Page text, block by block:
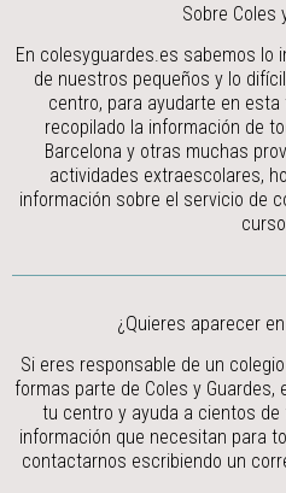
Sobre Coles
En colesyguardes.es sabemos lo
de nuestros pequeños y lo
centro, para ayudarte en
recopilado la información de
Barcelona y otras muchas
actividades extraescolares,
información sobre el servicio de
¿Quieres aparecer
Si eres responsable de un
formas parte de Coles y
tu centro y ayuda a cientos
información que necesitan para
contactarnos escribiendo un